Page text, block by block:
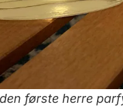
første herre